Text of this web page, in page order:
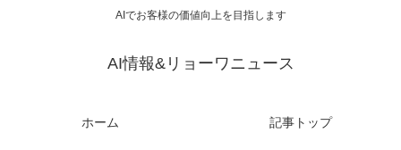
AIでお客様の価値向上を目指します
AI情報&リョーワニュース
ホーム 記事トップ